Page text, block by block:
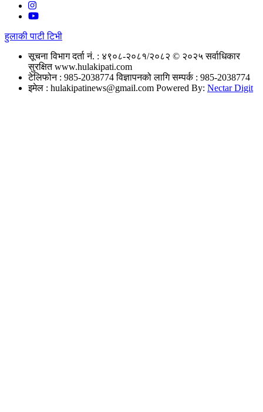
हुलाकी पाटी टिभी
सूचना विभाग दर्ता नं. : ४९०८-२०८१/२०८२ © २०२५ सर्वाधिकार
सुरक्षित www.hulakipati.com
टेलिफोन : 985-2038774विज्ञापनको लागि सम्पर्क : 985-2038774
इमेल : hulakipatinews@gmail.com Powered By: Nectar Digit